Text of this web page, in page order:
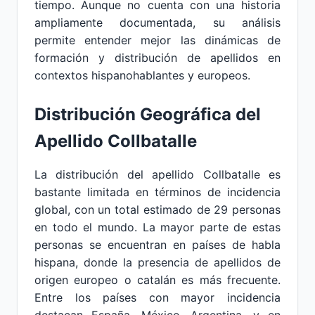
tiempo. Aunque no cuenta con una historia
ampliamente documentada, su análisis
permite entender mejor las dinámicas de
formación y distribución de apellidos en
contextos hispanohablantes y europeos.
Distribución Geográfica del
Apellido Collbatalle
La distribución del apellido Collbatalle es
bastante limitada en términos de incidencia
global, con un total estimado de 29 personas
en todo el mundo. La mayor parte de estas
personas se encuentran en países de habla
hispana, donde la presencia de apellidos de
origen europeo o catalán es más frecuente.
Entre los países con mayor incidencia